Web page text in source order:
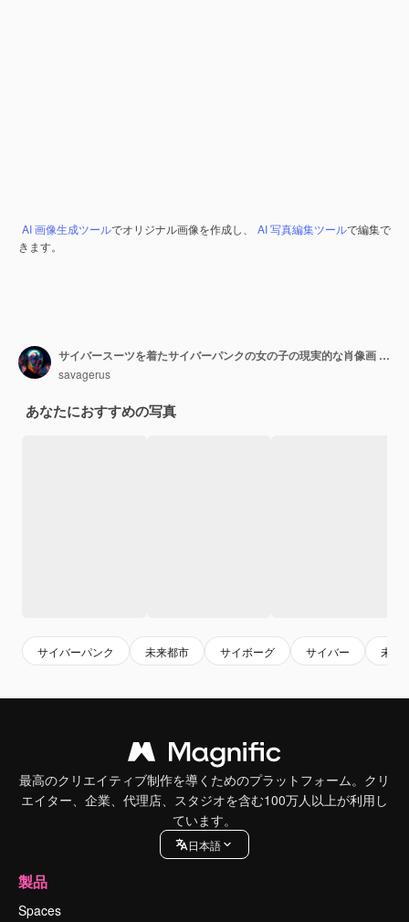
AI 画像生成ツールでオリジナル画像を作成し、 AI 写真編集ツールで編集で
きます。
サイバースーツを着たサイバーパンクの女の子の現実的な肖像画 ハイテク未来の男
savagerus
あなたにおすすめの写真
サイバーパンク 未来都市 サイボーグ サイバー 未来
最高のクリエイティブ制作を導くためのプラットフォーム。クリ
エイター、企業、代理店、スタジオを含む100万人以上が利用し
ています。
日本語
製品
Spaces